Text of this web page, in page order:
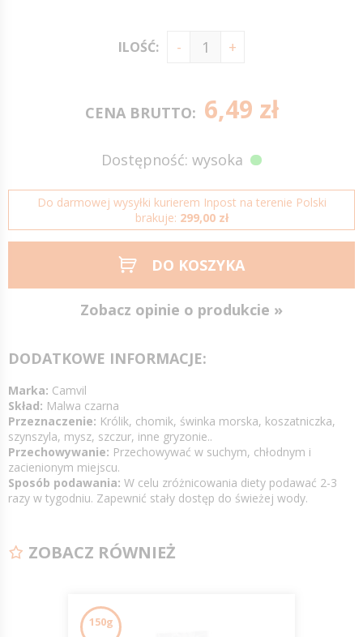
ILOŚĆ:
CENA BRUTTO: 6,49 zł
Dostępność: wysoka
Do darmowej wysyłki kurierem Inpost na terenie Polski
brakuje: 299,00 zł
DO KOSZYKA
Zobacz opinie o produkcie »
DODATKOWE INFORMACJE:
Marka: Camvil
Skład: Malwa czarna
Przeznaczenie: Królik, chomik, świnka morska, koszatniczka,
szynszyla, mysz, szczur, inne gryzonie..
Przechowywanie: Przechowywać w suchym, chłodnym i
zacienionym miejscu.
Sposób podawania: W celu zróżnicowania diety podawać 2-3
razy w tygodniu. Zapewnić stały dostęp do świeżej wody.
ZOBACZ RÓWNIEŻ
150g